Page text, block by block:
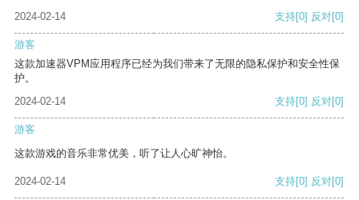
2024-02-14
支持[0] 反对[0]
游客
这款加速器VPM应用程序已经为我们带来了无限的隐私保护和安全性保
护。
2024-02-14
支持[0] 反对[0]
游客
这款游戏的音乐非常优美，听了让人心旷神怡。
2024-02-14 支持[0] 反对[0]